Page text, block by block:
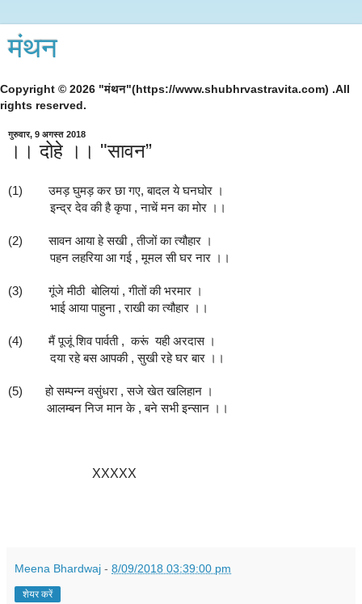
मंथन
Copyright © 2026 "मंथन"(https://www.shubhrvastravita.com) .All
rights reserved.
गुरुवार, 9 अगस्त 2018
।। दोहे ।। "सावन”
(1)        उमड़ घुमड़ कर छा गए, बादल ये घनघोर ।
             इन्द्र देव की है कृपा , नाचें मन का मोर ।।
(2)        सावन आया हे सखी , तीजों का त्यौहार ।
             पहन लहरिया आ गई , मूमल सी घर नार ।।
(3)        गूंजे मीठी  बोलियां , गीतों की भरमार ।
             भाई आया पाहुना , राखी का त्यौहार ।।
(4)        मैं पूजूं शिव पार्वती ,  करूं  यही अरदास ।
             दया रहे बस आपकी , सुखी रहे घर बार ।।
(5)       हो सम्पन्न वसुंधरा , सजे खेत खलिहान ।
            आलम्बन निज मान के , बने सभी इन्सान ।।
XXXXX
Meena Bhardwaj - 8/09/2018 03:39:00 pm
शेयर करें